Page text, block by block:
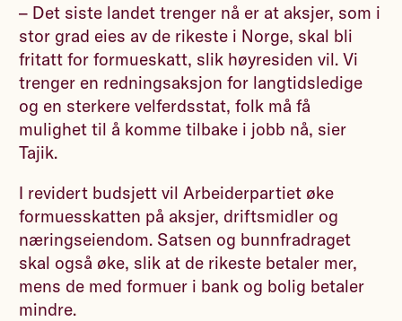
– Det siste landet trenger nå er at aksjer, som i
stor grad eies av de rikeste i Norge, skal bli
fritatt for formueskatt, slik høyresiden vil. Vi
trenger en redningsaksjon for langtidsledige
og en sterkere velferdsstat, folk må få
mulighet til å komme tilbake i jobb nå, sier
Tajik.
I revidert budsjett vil Arbeiderpartiet øke
formuesskatten på aksjer, driftsmidler og
næringseiendom. Satsen og bunnfradraget
skal også øke, slik at de rikeste betaler mer,
mens de med formuer i bank og bolig betaler
mindre.